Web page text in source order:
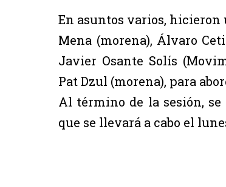
En asuntos varios, hicieron
Mena (morena), Álvaro
Javier Osante Solís
Pat Dzul (morena), para
Al término de la sesión,
que se llevará a cabo el